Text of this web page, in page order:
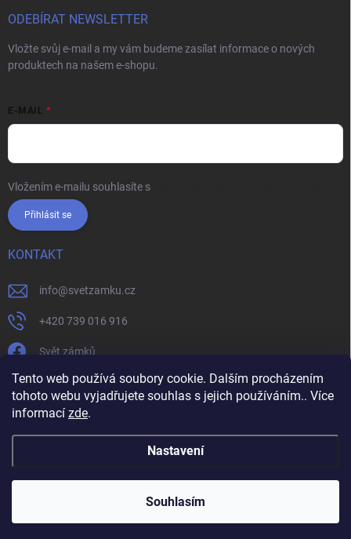
Tento web používá soubory cookie. Dalším procházením
tohoto webu vyjadřujete souhlas s jejich používáním.. Více
informací zde.
Nastavení
Souhlasím
ODEBÍRAT NEWSLETTER
Vložte svůj e-mail a my vám budeme zasílat informace o nových
produktech na našem e-shopu.
E-MAIL
Vložením e-mailu souhlasíte s
Přihlásit se
KONTAKT
info@svetzamku.cz
+420 739 016 916
Svět zámků
svetzamku.cz
Jak nakupovat
Podmínky ochrany osobních údajů
Svět zámků. Všechna práva vyhrazena.